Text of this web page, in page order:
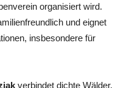
organisiert wird.
und eignet
insbesondere für
verbindet dichte Wälder,